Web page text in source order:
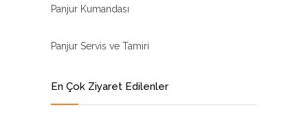
Panjur Kumandası
Panjur Servis ve Tamiri
En Çok Ziyaret Edilenler